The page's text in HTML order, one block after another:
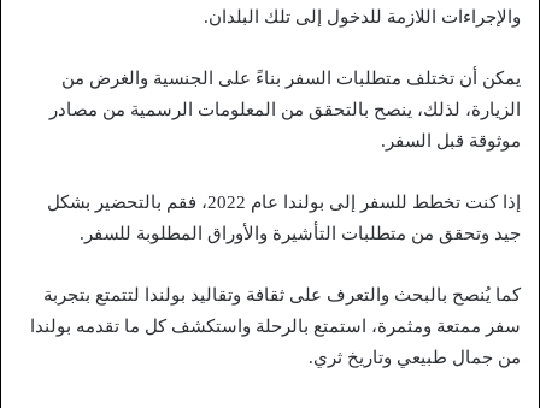
والإجراءات اللازمة للدخول إلى تلك البلدان.
يمكن أن تختلف متطلبات السفر بناءً على الجنسية والغرض من
الزيارة، لذلك، ينصح بالتحقق من المعلومات الرسمية من مصادر
موثوقة قبل السفر.
إذا كنت تخطط للسفر إلى بولندا عام 2022، فقم بالتحضير بشكل
جيد وتحقق من متطلبات التأشيرة والأوراق المطلوبة للسفر.
كما يُنصح بالبحث والتعرف على ثقافة وتقاليد بولندا لتتمتع بتجربة
سفر ممتعة ومثمرة، استمتع بالرحلة واستكشف كل ما تقدمه بولندا
من جمال طبيعي وتاريخ ثري.